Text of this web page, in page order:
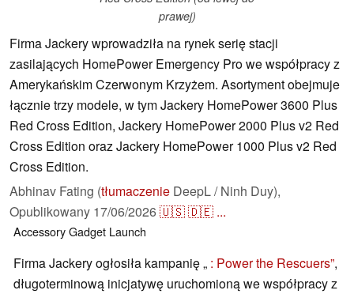
prawej)
Firma Jackery wprowadziła na rynek serię stacji
zasilających HomePower Emergency Pro we współpracy z
Amerykańskim Czerwonym Krzyżem. Asortyment obejmuje
łącznie trzy modele, w tym Jackery HomePower 3600 Plus
Red Cross Edition, Jackery HomePower 2000 Plus v2 Red
Cross Edition oraz Jackery HomePower 1000 Plus v2 Red
Cross Edition.
Abhinav Fating (tłumaczenie DeepL / Ninh Duy),
Opublikowany 17/06/2026🇺🇸🇩🇪 ...
AccessoryGadget Launch
Firma Jackery ogłosiła kampanię „ : Power the Rescuers”,
długoterminową inicjatywę uruchomioną we współpracy z